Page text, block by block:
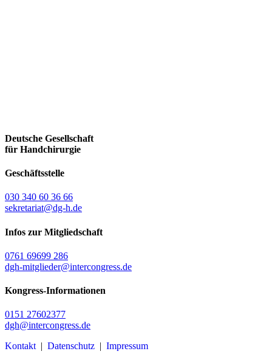
Deutsche Gesellschaft
für Handchirurgie
Geschäftsstelle
030 340 60 36 66
sekretariat@dg-h.de
Infos zur Mitgliedschaft
0761 69699 286
dgh-mitglieder@intercongress.de
Kongress-Informationen
0151 27602377
dgh@intercongress.de
Kontakt| Datenschutz | Impressum